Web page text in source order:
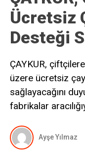
Ücretsiz
Desteği
ÇAYKUR,
üzere ücretsiz
sağlayacağını
fabrikalar
Ayşe Yılmaz